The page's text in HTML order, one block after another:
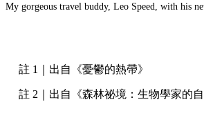
My gorgeous travel buddy, Leo Speed, with his
註 1｜出自《憂鬱的熱帶》
註 2｜出自《森林祕境：生物學家的自